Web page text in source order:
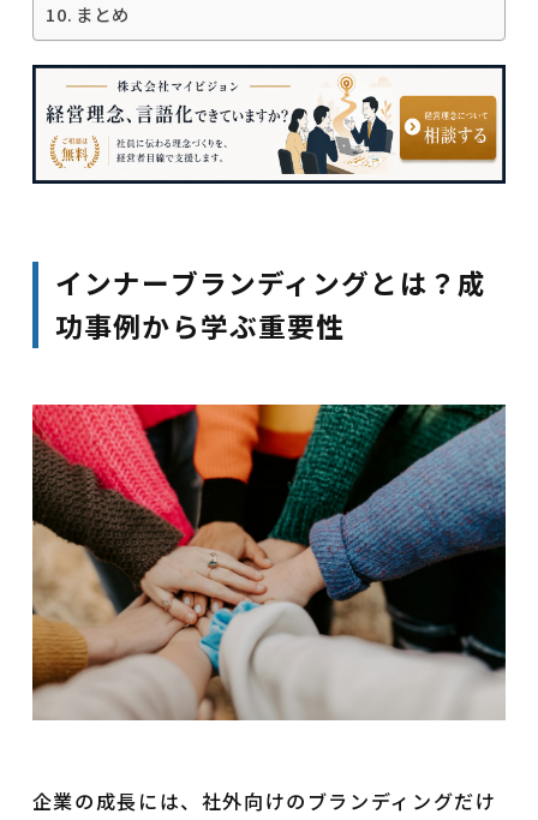
まとめ
インナーブランディングとは？成
功事例から学ぶ重要性
企業の成長には、社外向けのブランディングだけ